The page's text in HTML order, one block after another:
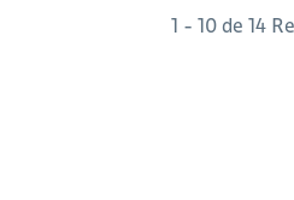
1 - 10 de 14